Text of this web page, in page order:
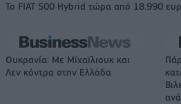
Το FIAT 500 Hybrid τώρα από 18.990
Ουκρανία: Με Μίχαϊλιουκ και
Λεν κόντρα στην Ελλάδα